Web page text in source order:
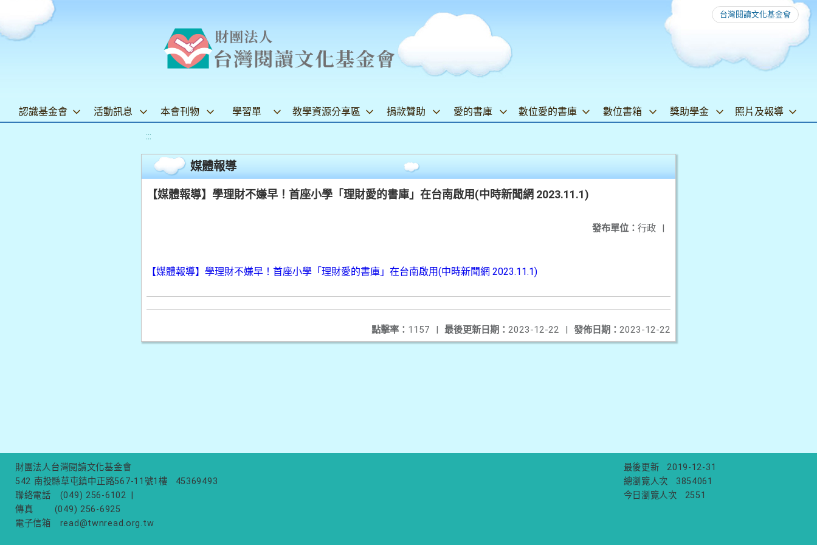
台灣閱讀文化基金會
認識基金會 活動訊息 本會刊物 學習單 教學資源分享區 捐款贊助 愛的書庫 數位愛的書庫 數位書箱 獎助學金 照片及報導
:::
媒體報導
【媒體報導】學理財不嫌早！首座小學「理財愛的書庫」在台南啟用(中時新聞網 2023.11.1)
發布單位： 行政 |
【媒體報導】學理財不嫌早！首座小學「理財愛的書庫」在台南啟用(中時新聞網 2023.11.1)
發佈日期： 2023-12-22
最後更新日期： 2023-12-22 |
點擊率： 1157 |
財團法人台灣閱讀文化基金會
542 南投縣草屯鎮中正路567-11號1樓
45369493
聯絡電話
(049) 256-6102
傳真
(049) 256-6925
電子信箱
read@twnread.org.tw
最後更新
2019-12-31
總瀏覽人次
3854061
今日瀏覽人次
2551